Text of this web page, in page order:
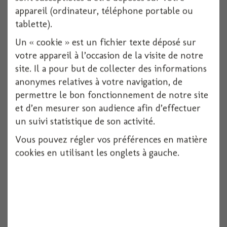
1 pièces
appareil (ordinateur, téléphone portable ou
tablette).
Un « cookie » est un fichier texte déposé sur
votre appareil à l’occasion de la visite de notre
site. Il a pour but de collecter des informations
anonymes relatives à votre navigation, de
permettre le bon fonctionnement de notre site
et d’en mesurer son audience afin d’effectuer
un suivi statistique de son activité.
Vous pouvez régler vos préférences en matière
cookies en utilisant les onglets à gauche.